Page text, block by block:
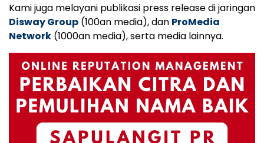
Kami juga melayani publikasi press release di jaringan
Disway Group (100an media), dan ProMedia
Network (1000an media), serta media lainnya.